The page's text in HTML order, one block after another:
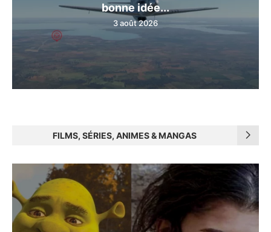
bonne idée...
3 août 2026
FILMS, SÉRIES, ANIMES & MANGAS